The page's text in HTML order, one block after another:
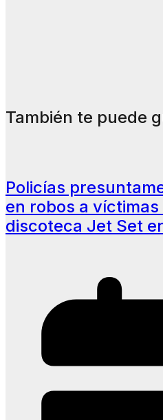
También te puede
Policías
en robos a
discoteca Jet Set